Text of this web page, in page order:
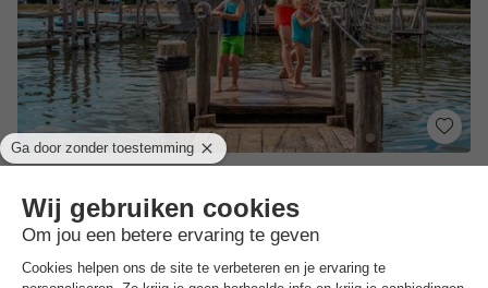
Drenthe Assen (41,7 km van Midwolda)
7.8 Goed
Comfortabele en ruime vakantiehuisjes!